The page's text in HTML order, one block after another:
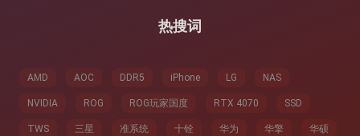
热搜词
AMD AOC DDR5 iPhone LG NAS
NVIDIA ROG ROG玩家国度 RTX 4070 SSD
TWS 三星 准系统 十铨 华为 华擎 华硕